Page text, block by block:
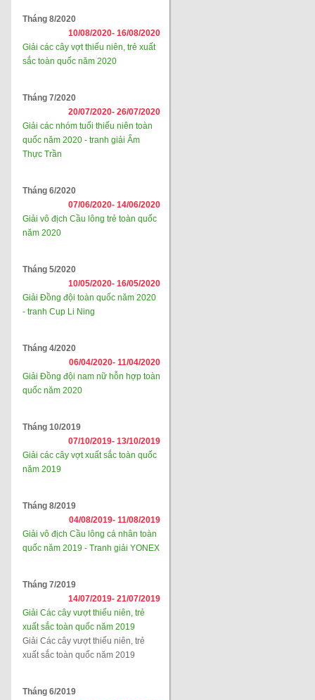
Tháng 8/2020
10/08/2020- 16/08/2020
Giải các cây vợt thiếu niên, trẻ xuất
sắc toàn quốc năm 2020
Tháng 7/2020
20/07/2020- 26/07/2020
Giải các nhóm tuổi thiếu niên toàn
quốc năm 2020 - tranh giải Ẩm
Thực Trần
Tháng 6/2020
07/06/2020- 14/06/2020
Giải vô địch Cầu lông trẻ toàn quốc
năm 2020
Tháng 5/2020
10/05/2020- 16/05/2020
Giải Đồng đội toàn quốc năm 2020
- tranh Cup Li Ning
Tháng 4/2020
06/04/2020- 11/04/2020
Giải Đồng đội nam nữ hỗn hợp toàn
quốc năm 2020
Tháng 10/2019
07/10/2019- 13/10/2019
Giải các cây vợt xuất sắc toàn quốc
năm 2019
Tháng 8/2019
04/08/2019- 11/08/2019
Giải vô địch Cầu lông cá nhân toàn
quốc năm 2019 - Tranh giải YONEX
Tháng 7/2019
14/07/2019- 21/07/2019
Giải Các cây vượt thiếu niên, trẻ
xuất sắc toàn quốc năm 2019
Giải Các cây vượt thiếu niên, trẻ
xuất sắc toàn quốc năm 2019
Tháng 6/2019